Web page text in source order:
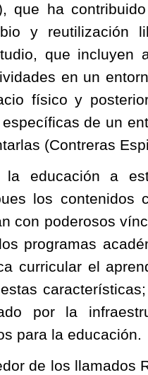
que ha
y reutilización
que incluyen
en un
físico y
de un
(Contreras
la educación a
los contenidos
con poderosos
programas
curricular el
por la
para la educación.
de los llamados